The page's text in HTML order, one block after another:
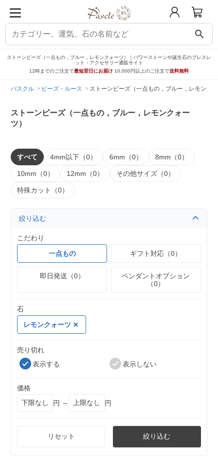
search
ストーンビーズ（一点もの，ブルー，レモンクォーツ）｜パワーストーンや誕生石のブレスレ
ット・アクセサリー通販サイト
12時までのご注文で最短翌日にお届け 10,000円以上のご注文で送料無料
パスクル ビーズ・ルース ストーンビーズ（一点もの，ブルー，レモンク
ストーンビーズ（一点もの，ブルー，レモンクォー
ツ）
すべて 4mm以下（0） 6mm（0） 8mm（0）
10mm（0） 12mm（0） その他サイズ（0）
特殊カット（0）
絞り込む
こだわり
一点もの
ギフト対応（0）
即日発送（0）
ペンダントオプション
（0）
石
レモンクォーツ
売り切れ
表示する
表示しない
価格
円 ～
円
リセット 絞り込む